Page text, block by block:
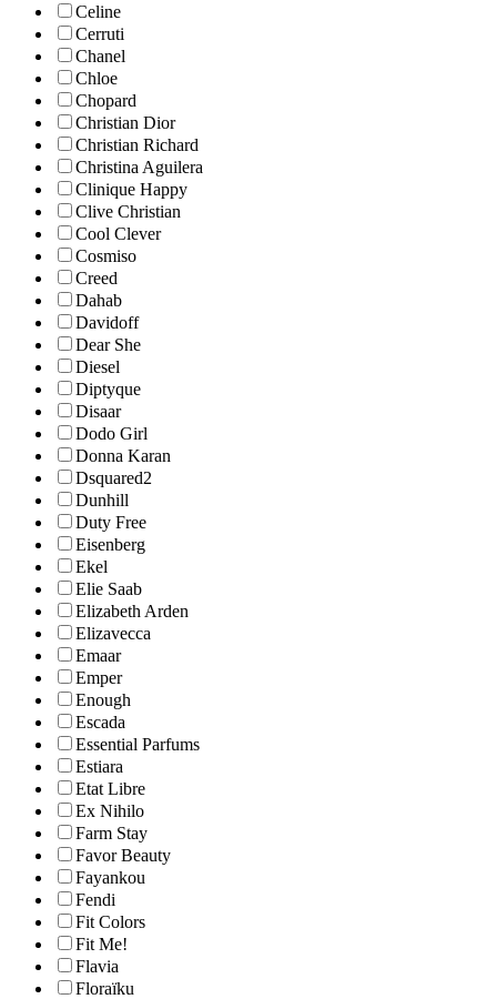
Celine
Cerruti
Chanel
Chloe
Chopard
Christian Dior
Christian Richard
Christina Aguilera
Clinique Happy
Clive Christian
Cool Clever
Cosmiso
Creed
Dahab
Davidoff
Dear She
Diesel
Diptyque
Disaar
Dodo Girl
Donna Karan
Dsquared2
Dunhill
Duty Free
Eisenberg
Ekel
Elie Saab
Elizabeth Arden
Elizavecca
Emaar
Emper
Enough
Escada
Essential Parfums
Estiara
Etat Libre
Ex Nihilo
Farm Stay
Favor Beauty
Fayankou
Fendi
Fit Colors
Fit Me!
Flavia
Floraïku